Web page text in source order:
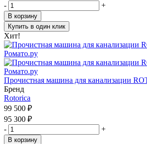
-
+
В корзину
Купить в один клик
Хит!
Прочистная машина для канализации
Бренд
Rotorica
99 500 ₽
95 300 ₽
-
+
В корзину